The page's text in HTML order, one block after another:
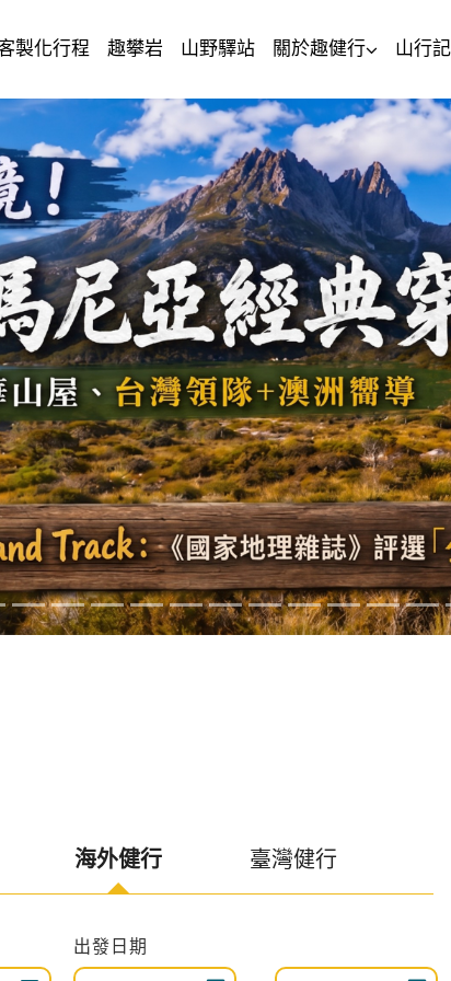
製化行程 趣攀岩 山野驛站 關於趣健行 山行
海外健行 臺灣健行
出發期間